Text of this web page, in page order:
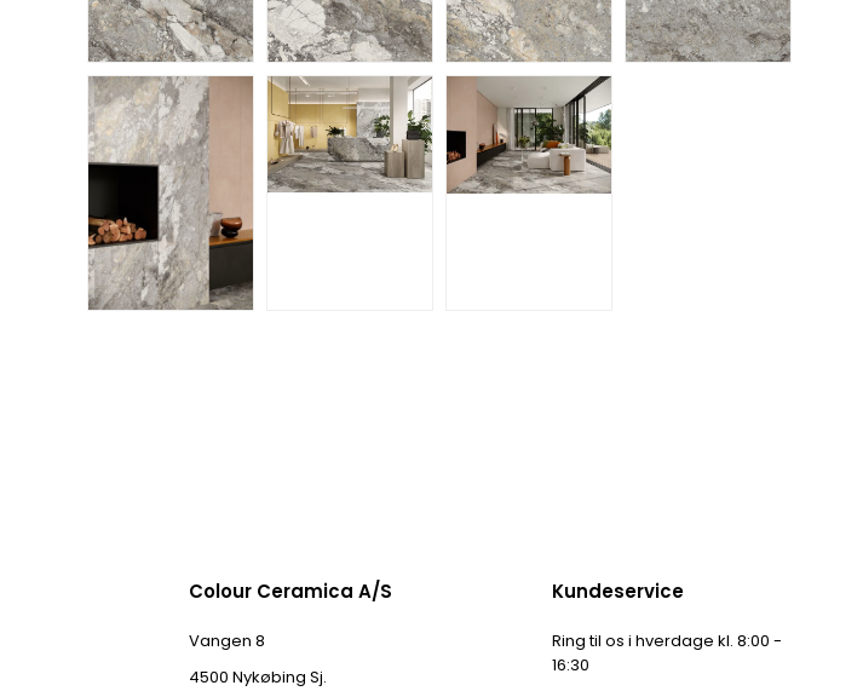
Colour Ceramica A/S
Vangen 8
4500 Nykøbing Sj.
Kundeservice
Ring til os i hverdage kl. 8:00 -
16:30